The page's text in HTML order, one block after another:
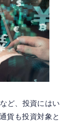
ど、投資にはい
貨も投資対象と